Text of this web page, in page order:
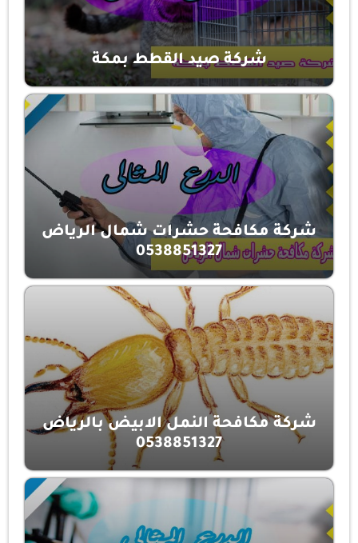
شركة صيد القطط بمكة
شركة مكافحة حشرات شمال الرياض
0538851327
شركة مكافحة النمل الابيض بالرياض
0538851327